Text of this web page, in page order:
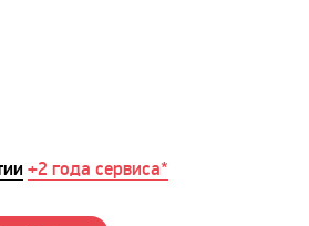
+2 года сервиса*